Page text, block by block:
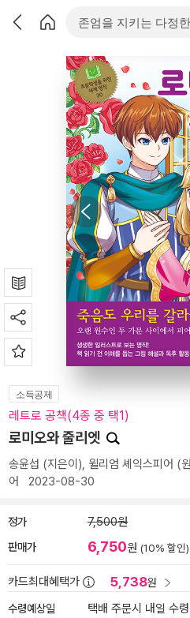
소득공제
레트로 공책(4종 중 택1)
로미오와 줄리엣
송윤섭 (지은이), 윌리엄 셰익스피어 (
어
2023-08-30
정가 7,500원
판매가 6,750원 (10% 할인
카드최대혜택가 5,738원
수령예상일
택배 주문시 내일 수령